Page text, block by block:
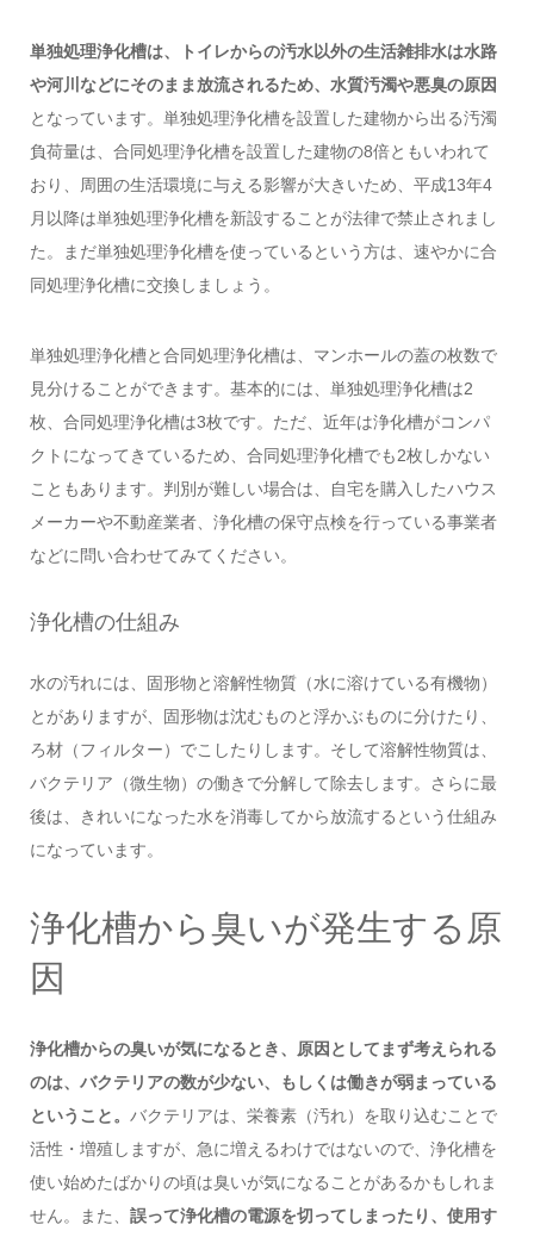
単独処理浄化槽は、トイレからの汚水以外の生活雑排水は水路
や河川などにそのまま放流されるため、水質汚濁や悪臭の原因
となっています。単独処理浄化槽を設置した建物から出る汚濁
負荷量は、合同処理浄化槽を設置した建物の8倍ともいわれて
おり、周囲の生活環境に与える影響が大きいため、平成13年4
月以降は単独処理浄化槽を新設することが法律で禁止されまし
た。まだ単独処理浄化槽を使っているという方は、速やかに合
同処理浄化槽に交換しましょう。
単独処理浄化槽と合同処理浄化槽は、マンホールの蓋の枚数で
見分けることができます。基本的には、単独処理浄化槽は2
枚、合同処理浄化槽は3枚です。ただ、近年は浄化槽がコンパ
クトになってきているため、合同処理浄化槽でも2枚しかない
こともあります。判別が難しい場合は、自宅を購入したハウス
メーカーや不動産業者、浄化槽の保守点検を行っている事業者
などに問い合わせてみてください。
浄化槽の仕組み
水の汚れには、固形物と溶解性物質（水に溶けている有機物）
とがありますが、固形物は沈むものと浮かぶものに分けたり、
ろ材（フィルター）でこしたりします。そして溶解性物質は、
バクテリア（微生物）の働きで分解して除去します。さらに最
後は、きれいになった水を消毒してから放流するという仕組み
になっています。
浄化槽から臭いが発生する原
因
浄化槽からの臭いが気になるとき、原因としてまず考えられる
のは、バクテリアの数が少ない、もしくは働きが弱まっている
ということ。 バクテリアは、栄養素（汚れ）を取り込むことで
活性・増殖しますが、急に増えるわけではないので、浄化槽を
使い始めたばかりの頃は臭いが気になることがあるかもしれま
せん。また、 誤って浄化槽の電源を切ってしまったり、使用す